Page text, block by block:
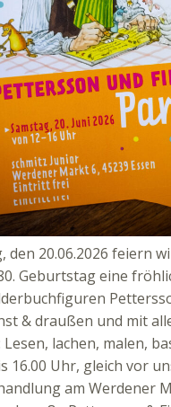
den 20.06.2026 feiern
Geburtstag eine
& draußen und mit
lachen, malen,
16.00 Uhr, gleich vor
am Werdener